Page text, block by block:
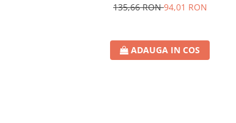
135,66 RON94,01 RON
ADAUGA IN COS